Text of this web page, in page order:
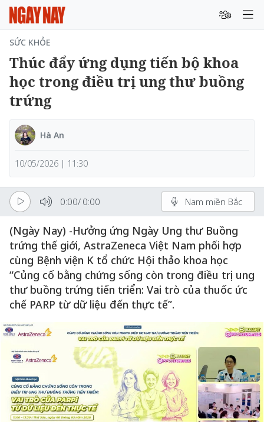
SỨC KHỎE
Thúc đẩy ứng dụng tiến bộ khoa
học trong điều trị ung thư buồng
trứng
Hà An
10/05/2026 | 11:30
0:00/ 0:00 Nam miền Bắc
(Ngày Nay) -Hưởng ứng Ngày Ung thư Buồng
trứng thế giới, AstraZeneca Việt Nam phối hợp
cùng Bệnh viện K tổ chức Hội thảo khoa học
“Củng cố bằng chứng sống còn trong điều trị ung
thư buồng trứng tiến triển: Vai trò của thuốc ức
chế PARP từ dữ liệu đến thực tế”.